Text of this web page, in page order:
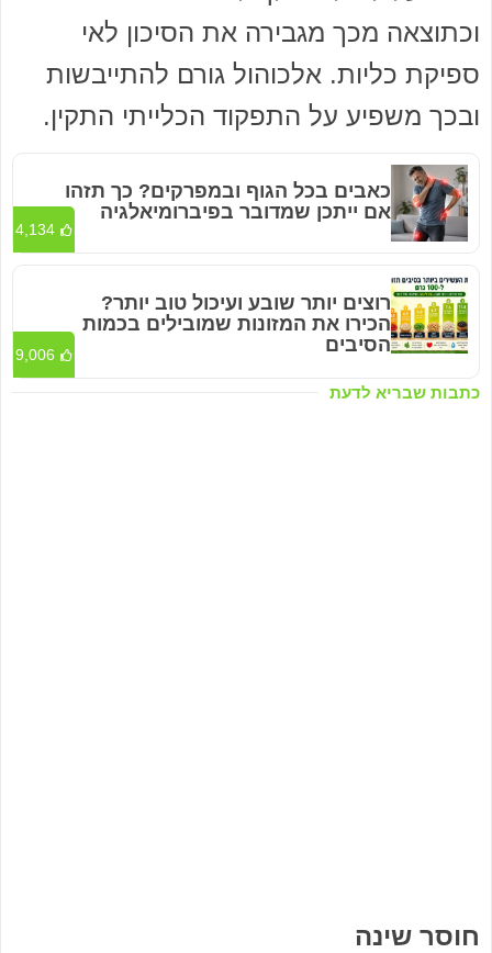
וכתוצאה מכך מגבירה את הסיכון לאי
ספיקת כליות. אלכוהול גורם להתייבשות
ובכך משפיע על התפקוד הכלייתי התקין.
כתבות שבריא לדעת
כאבים בכל הגוף ובמפרקים? כך תזהו
אם ייתכן שמדובר בפיברומיאלגיה
4,134
רוצים יותר שובע ועיכול טוב יותר?
הכירו את המזונות שמובילים בכמות
הסיבים
9,006
חוסר שינה